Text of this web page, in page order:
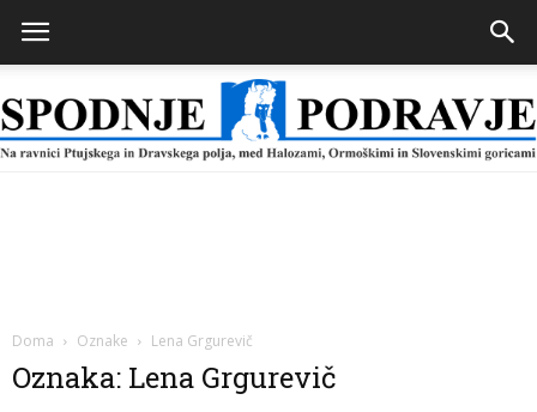
Doma Oznake Lena Grgurevič
Oznaka: Lena Grgurevič